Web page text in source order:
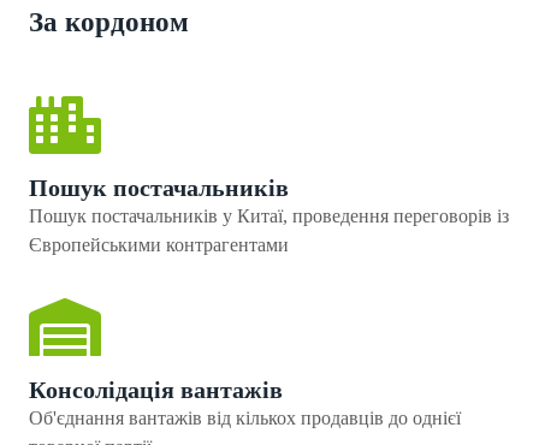
За кордоном
Пошук постачальників
Пошук постачальників у Китаї, проведення переговорів із
Європейськими контрагентами
Консолідація вантажів
Об'єднання вантажів від кількох продавців до однієї